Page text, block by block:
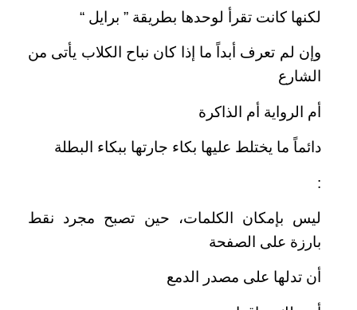
لكنها كانت تقرأ لوحدها بطريقة ” برايل “
وإن لم تعرف أبداً ما إذا كان نباح الكلاب يأتى من
الشارع
أم الرواية أم الذاكرة
دائماً ما يختلط عليها بكاء جارتها ببكاء البطلة
:
ليس بإمكان الكلمات، حين تصبح مجرد نقط
بارزة على الصفحة
أن تدلها على مصدر الدمع